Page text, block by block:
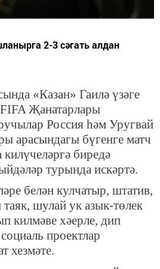
2-3 сәгать алдан
«Казан» Гаилә үзәге
Җанатарлары
Россия һәм Уругвай
арасындагы бүгенге матч
биредә
турында искәртә.
белән кулчатыр, штатив,
шулай ук азык-төлек
килмәве хәерле, дип
проектлар
хезмәте.